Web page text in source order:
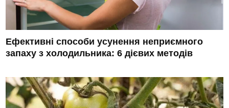
Ефективні способи усунення неприємного
запаху з холодильника: 6 дієвих методів